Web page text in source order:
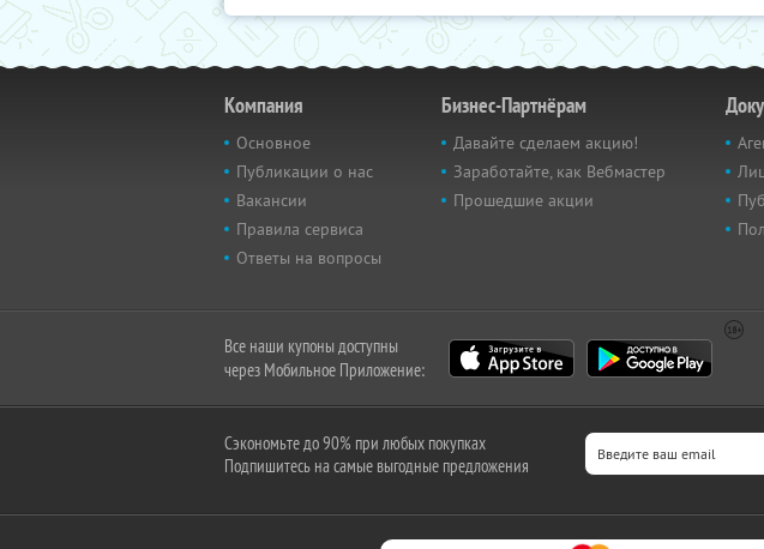
Компания
Основное
Публикации о нас
Вакансии
Правила сервиса
Ответы на вопросы
Бизнес-Партнёрам
Давайте сделаем акцию!
Заработайте, как Вебмастер
Прошедшие акции
Все наши купоны доступны
через Мобильное Приложение:
Сэкономьте до 90% при любых покупках
Подпишитесь на самые выгодные предложения